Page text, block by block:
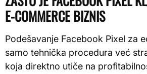
E-COMMERCE BIZNIS
Podešavanje Facebook Pixel za
samo tehnička procedura već
koja direktno utiče na